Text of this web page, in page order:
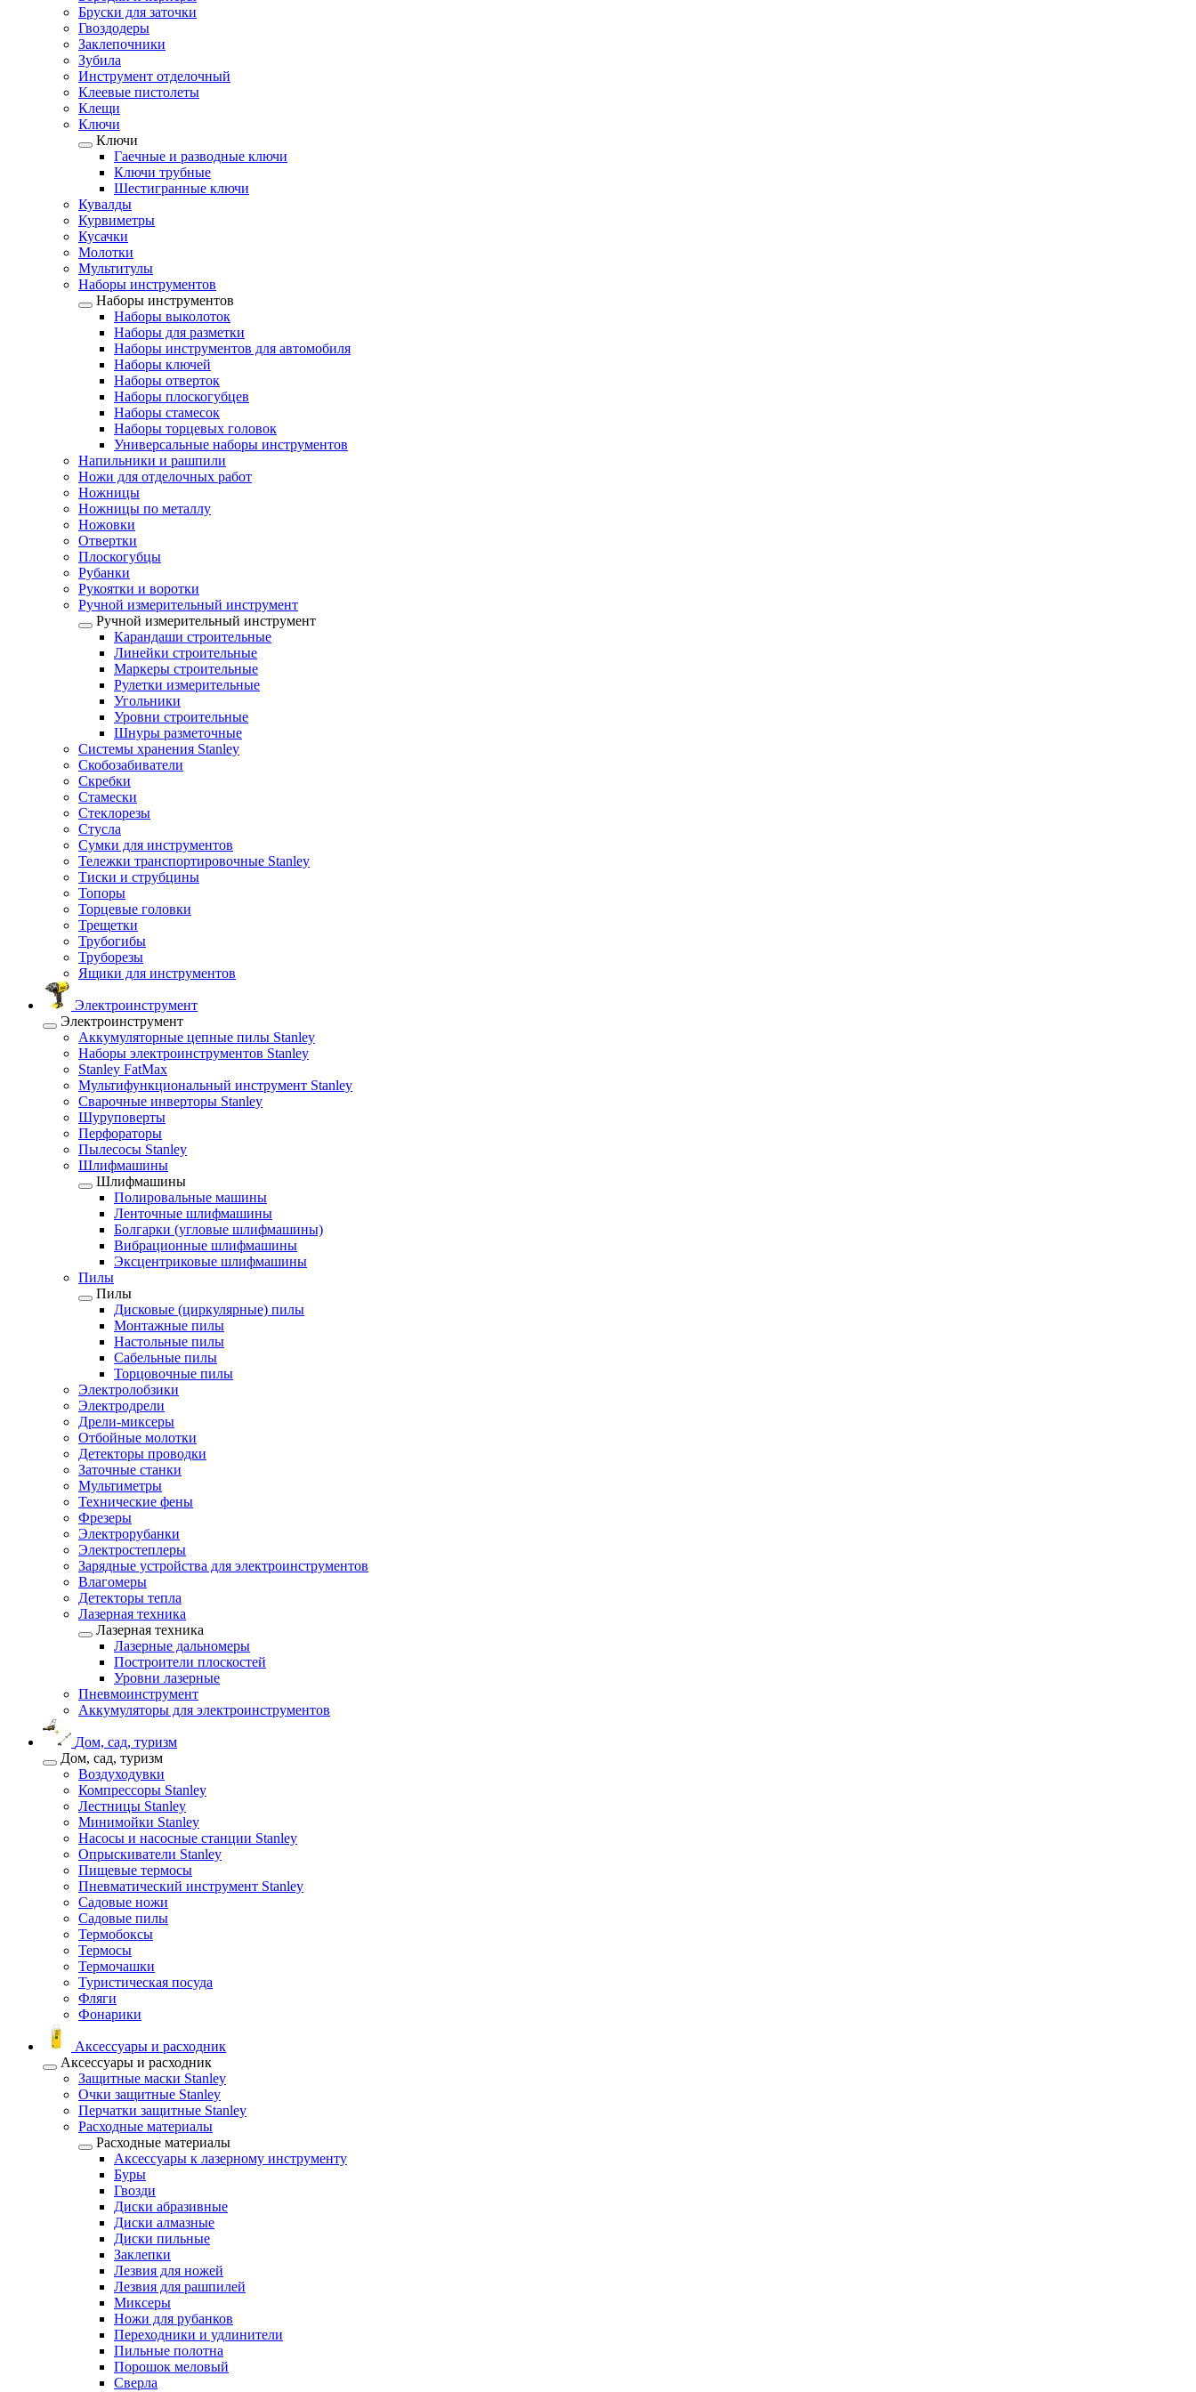
Бруски для заточки
Гвоздодеры
Заклепочники
Зубила
Инструмент отделочный
Клеевые пистолеты
Клещи
Ключи
Ключи
Гаечные и разводные ключи
Ключи трубные
Шестигранные ключи
Кувалды
Курвиметры
Кусачки
Молотки
Мультитулы
Наборы инструментов
Наборы инструментов
Наборы выколоток
Наборы для разметки
Наборы инструментов для автомобиля
Наборы ключей
Наборы отверток
Наборы плоскогубцев
Наборы стамесок
Наборы торцевых головок
Универсальные наборы инструментов
Напильники и рашпили
Ножи для отделочных работ
Ножницы
Ножницы по металлу
Ножовки
Отвертки
Плоскогубцы
Рубанки
Рукоятки и воротки
Ручной измерительный инструмент
Ручной измерительный инструмент
Карандаши строительные
Линейки строительные
Маркеры строительные
Рулетки измерительные
Угольники
Уровни строительные
Шнуры разметочные
Системы хранения Stanley
Скобозабиватели
Скребки
Стамески
Стеклорезы
Стусла
Сумки для инструментов
Тележки транспортировочные Stanley
Тиски и струбцины
Топоры
Торцевые головки
Трещетки
Трубогибы
Труборезы
Ящики для инструментов
Электроинструмент
Электроинструмент
Аккумуляторные цепные пилы Stanley
Наборы электроинструментов Stanley
Stanley FatMax
Мультифункциональный инструмент Stanley
Сварочные инверторы Stanley
Шуруповерты
Перфораторы
Пылесосы Stanley
Шлифмашины
Шлифмашины
Полировальные машины
Ленточные шлифмашины
Болгарки (угловые шлифмашины)
Вибрационные шлифмашины
Эксцентриковые шлифмашины
Пилы
Пилы
Дисковые (циркулярные) пилы
Монтажные пилы
Настольные пилы
Сабельные пилы
Торцовочные пилы
Электролобзики
Электродрели
Дрели-миксеры
Отбойные молотки
Детекторы проводки
Заточные станки
Мультиметры
Технические фены
Фрезеры
Электрорубанки
Электростеплеры
Зарядные устройства для электроинструментов
Влагомеры
Детекторы тепла
Лазерная техника
Лазерная техника
Лазерные дальномеры
Построители плоскостей
Уровни лазерные
Пневмоинструмент
Аккумуляторы для электроинструментов
Дом, сад, туризм
Дом, сад, туризм
Воздуходувки
Компрессоры Stanley
Лестницы Stanley
Минимойки Stanley
Насосы и насосные станции Stanley
Опрыскиватели Stanley
Пищевые термосы
Пневматический инструмент Stanley
Садовые ножи
Садовые пилы
Термобоксы
Термосы
Термочашки
Туристическая посуда
Фляги
Фонарики
Аксессуары и расходник
Аксессуары и расходник
Защитные маски Stanley
Очки защитные Stanley
Перчатки защитные Stanley
Расходные материалы
Расходные материалы
Аксессуары к лазерному инструменту
Буры
Гвозди
Диски абразивные
Диски алмазные
Диски пильные
Заклепки
Лезвия для ножей
Лезвия для рашпилей
Миксеры
Ножи для рубанков
Переходники и удлинители
Пильные полотна
Порошок меловый
Сверла